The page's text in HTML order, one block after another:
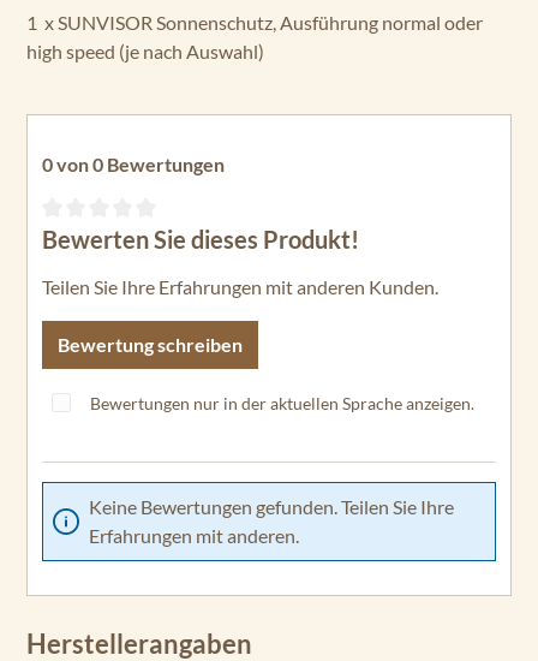
1 x SUNVISOR Sonnenschutz, Ausführung normal oder
high speed (je nach Auswahl)
0 von 0 Bewertungen
Durchschnittliche Bewertung von 0 von 5 Sternen
Bewerten Sie dieses Produkt!
Teilen Sie Ihre Erfahrungen mit anderen Kunden.
Bewertung schreiben
Bewertungen nur in der aktuellen Sprache anzeigen.
Keine Bewertungen gefunden. Teilen Sie Ihre
Erfahrungen mit anderen.
Herstellerangaben